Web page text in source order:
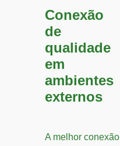
Conexão
de
qualidade
em
ambientes
externos
A melhor conexão